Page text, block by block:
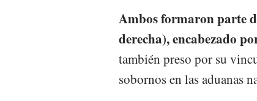
Ambos formaron parte
derecha), encabezado
también preso por su
sobornos en las aduanas